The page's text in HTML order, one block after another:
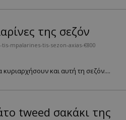
της σεζόν
mpalarines-tis-sezon-axias-€800
και αυτή τη σεζόν....
tweed σακάκι της